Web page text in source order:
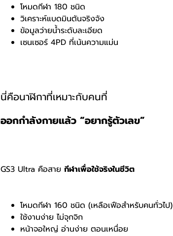
โหมดกีฬา 180 ชนิด
วิเคราะห์แบดมินตันจริงจัง
ข้อมูลว่ายน้ำระดับละเอียด
เซนเซอร์ 4PD ที่เน้นความแม่น
นี่คือนาฬิกาที่เหมาะกับคนที่
ออกกำลังกายแล้ว “อยากรู้ตัวเลข”
GS3 Ultra คือสาย กีฬาเพื่อใช้จริงในชีวิต
โหมดกีฬา 160 ชนิด (เหลือเฟือสำหรับคนทั่วไป)
ใช้งานง่าย ไม่จุกจิก
หน้าจอใหญ่ อ่านง่าย ตอนเหนื่อย